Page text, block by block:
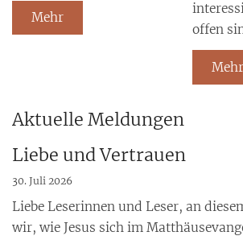
Mehr
offen
Mehr
Aktuelle Meldungen
Liebe und Vertrauen
30. Juli 2026
Liebe Leserinnen und Leser, an
wir, wie Jesus sich im